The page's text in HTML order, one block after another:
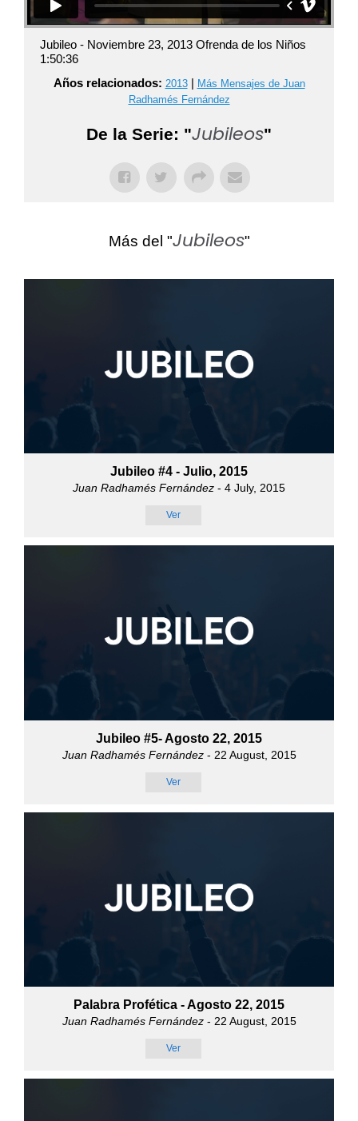
Jubileo - Noviembre 23, 2013 Ofrenda de los Niños
1:50:36
Años relacionados: 2013| Más Mensajes de Juan
Radhamés Fernández
De la Serie: "Jubileos"
Más del "Jubileos"
Jubileo #4 - Julio, 2015
Juan Radhamés Fernández - 4 July, 2015
Ver
Jubileo #5- Agosto 22, 2015
Juan Radhamés Fernández- 22 August, 2015
Ver
Palabra Profética - Agosto 22, 2015
Juan Radhamés Fernández- 22 August, 2015
Ver